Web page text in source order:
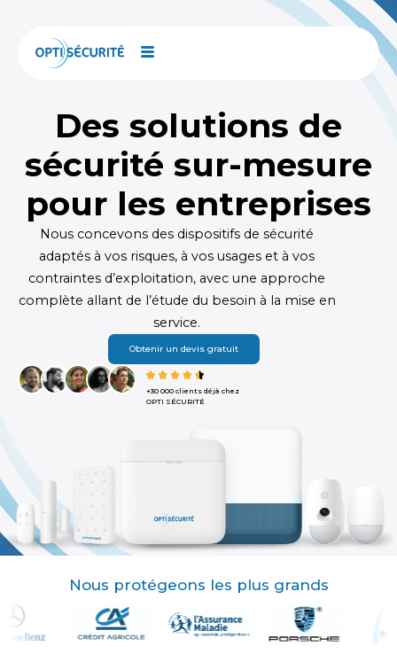
Aller
Des solutions de
sécurité sur-mesure
pour les entreprises
Nous concevons des dispositifs de sécurité
adaptés à vos risques, à vos usages et à vos
contraintes d’exploitation, avec une approche
complète allant de l’étude du besoin à la mise en
service.
Obtenir un devis gratuit
+30 000 clients déjà chez
OPTI SÉCURITÉ
Nous protégeons les plus grands